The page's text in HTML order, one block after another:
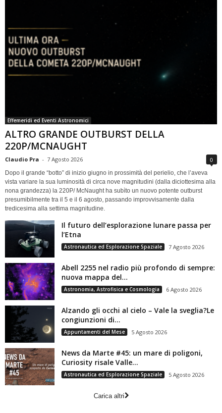
Effemeridi ed Eventi Astronomici
ALTRO GRANDE OUTBURST DELLA
220P/MCNAUGHT
Claudio Pra - 7 Agosto 2026 0
Dopo il grande “botto” di inizio giugno in prossimità del perielio, che l’aveva
vista variare la sua luminosità di circa nove magnitudini (dalla diciottesima alla
nona grandezza) la 220P/ McNaught ha subìto un nuovo potente outburst
presumibilmente tra il 5 e il 6 agosto, passando improvvisamente dalla
tredicesima alla settima magnitudine.
Il futuro dell’esplorazione lunare passa per
l’Etna
Astronautica ed Esplorazione Spaziale 7 Agosto 2026
Abell 2255 nel radio più profondo di sempre:
nuova mappa del...
Astronomia, Astrofisica e Cosmologia 6 Agosto 2026
Alzando gli occhi al cielo – Vale la sveglia?Le
congiunzioni di...
Appuntamenti del Mese 5 Agosto 2026
News da Marte #45: un mare di poligoni,
Curiosity risale Valle...
Astronautica ed Esplorazione Spaziale 5 Agosto 2026
Carica altri